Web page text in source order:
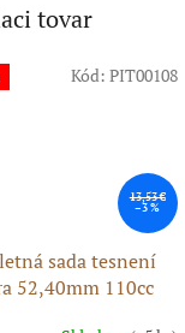
tovar
13,53 €
–3 %
sada tesnení
52,40mm 110cc
Kód: PIT00108